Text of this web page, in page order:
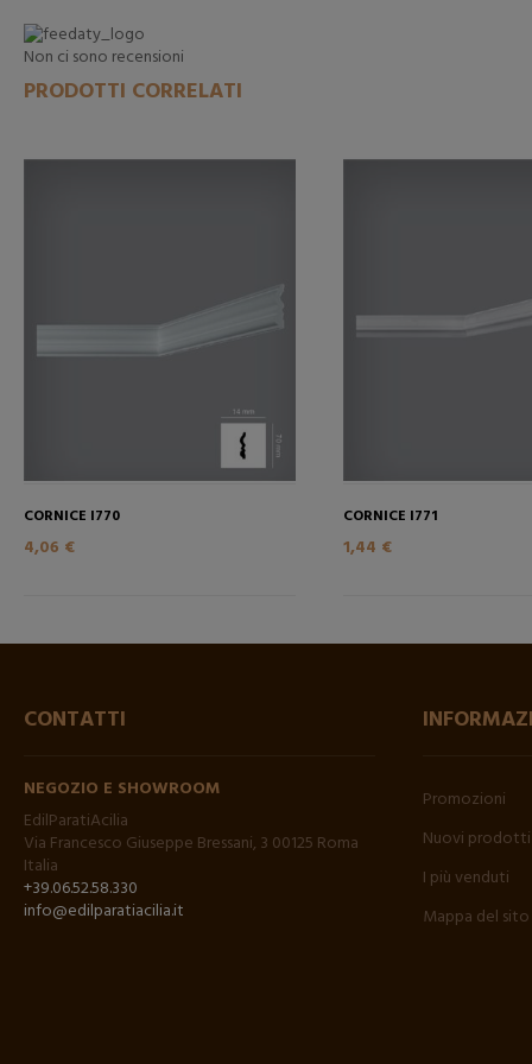
Non ci sono recensioni
PRODOTTI CORRELATI
CORNICE I770
4,06 €
CORNICE I771
1,44 €
CONTATTI
NEGOZIO E SHOWROOM
EdilParatiAcilia
Via Francesco Giuseppe Bressani, 3 00125 Roma
Italia
+39.06.52.58.330
info@edilparatiacilia.it
Promozioni
Nuovi prodotti
I più venduti
Mappa del sito